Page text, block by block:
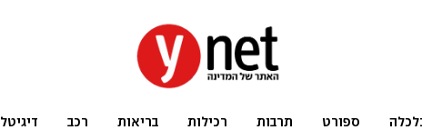
ספורט תרבות רכילות בריאות רכב דיגיטל